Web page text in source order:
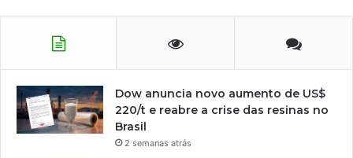
Dow anuncia novo aumento de US$
220/t e reabre a crise das resinas no
Brasil
2 semanas atrás